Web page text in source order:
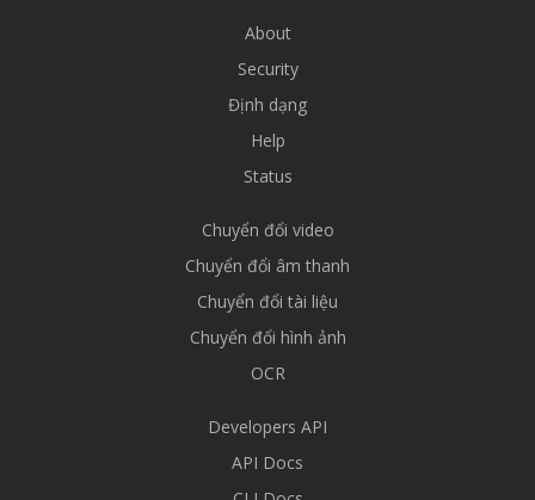
About
Security
Định dạng
Help
Status
Chuyển đổi video
Chuyển đổi âm thanh
Chuyển đổi tài liệu
Chuyển đổi hình ảnh
OCR
Developers API
API Docs